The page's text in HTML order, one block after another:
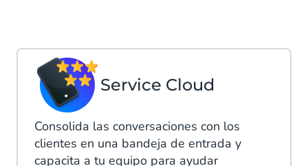
Service Cloud
Consolida las conversaciones con los
clientes en una bandeja de entrada y
capacita a tu equipo para ayudar